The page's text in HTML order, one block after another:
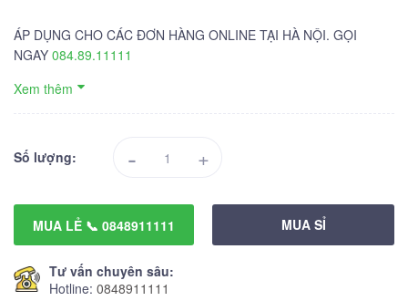
ÁP DỤNG CHO CÁC ĐƠN HÀNG ONLINE TẠI HÀ NỘI. GỌI
NGAY 084.89.11111
Xem thêm
Số lượng: - +
MUA LẺ 📞 0848911111 MUA SỈ
Tư vấn chuyên sâu:
Hotline: 0848911111